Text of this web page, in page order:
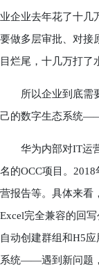
业企业去年花了十几
要做多层审批、对接
目烂尾，十几万打
所以企业到底需要
己的数字生态系统
华为内部对IT运营
名的OCC项目。
营报告等。具体来看
Excel完全兼容的回
自动创建群组和H5
系统——遇到新问题